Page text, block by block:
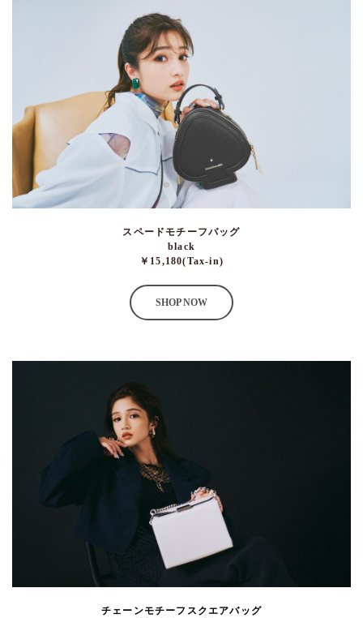
スペードモチーフバッグ
black
￥15,180(Tax-in)
SHOP NOW
チェーンモチーフスクエアバッグ